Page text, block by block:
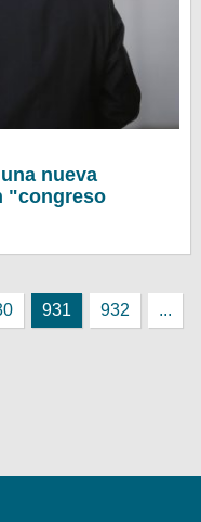
nueva
"congreso
931 932 ...